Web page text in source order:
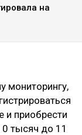
на
мониторингу,
и приобрести
тысяч до 11